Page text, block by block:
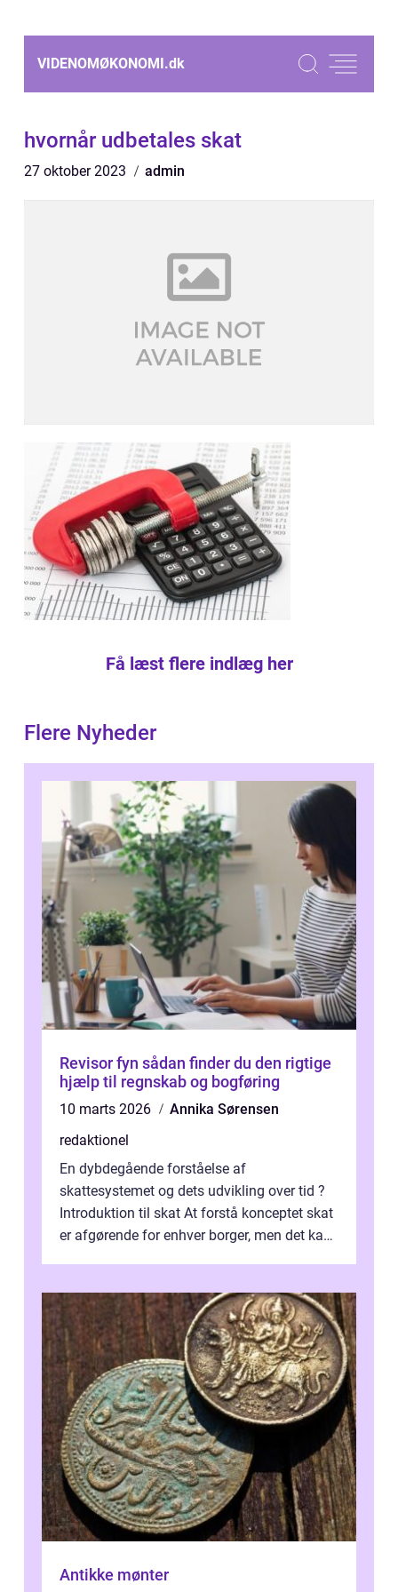
VIDENOMØKONOMI.dk
hvornår udbetales skat
27 oktober 2023 admin
Få læst flere indlæg her
Flere Nyheder
Revisor fyn sådan finder du den rigtige
hjælp til regnskab og bogføring
10 marts 2026
Annika Sørensen
redaktionel
En dybdegående forståelse af
skattesystemet og dets udvikling over tid ?
Introduktion til skat At forstå konceptet skat
er afgørende for enhver borger, men det kan
Antikke mønter